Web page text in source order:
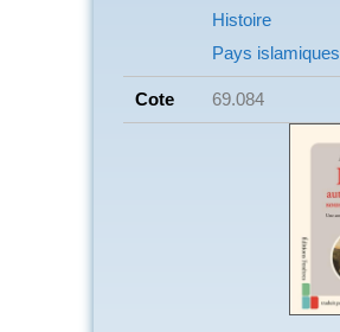
Histoire
Pays islamiques
Cote 69.084